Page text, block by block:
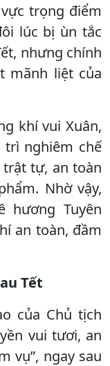
trọng điểm
lúc bị ùn tắc
nhưng chính
mãnh liệt của
khí vui Xuân,
trì nghiêm chế
tự, an toàn
Nhờ vậy,
hương Tuyên
an toàn, đầm
Tết
của Chủ tịch
vui tươi, an
vụ”, ngay sau